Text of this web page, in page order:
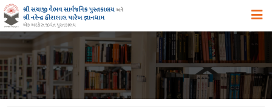
મુખ્ય પૃષ્ઠ
અમારા વિષે
ઉદ્દેશ ,હેતુ અને ધ્યેય